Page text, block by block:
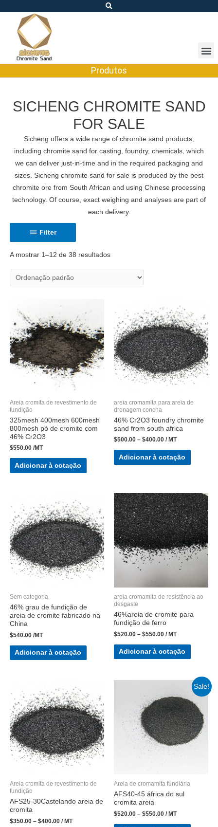
Produtos
SICHENG CHROMITE SAND
FOR SALE
Sicheng offers a wide range of chromite sand products,
including chromite sand for casting, foundry, chemicals, which
we can deliver just-in-time and in the required packaging and
sizes. Sicheng chromite sand for sale is produced by the best
chromite ore from South African and using Chinese processing
technology. Of course, exact weighing and analyses are part of
each delivery.
Filter
A mostrar 1–12 de 38 resultados
Areia cromita de revestimento de
fundição
325mesh 400mesh 600mesh
800mesh pó de cromite com
46% Cr2O3
$550.00 /MT
Adicionar à cotação
areia cromamita para areia de
drenagem concha
46% Cr2O3 foundry chromite
sand from south africa
$500.00 – $400.00 / MT
Adicionar à cotação
Sem categoria
46% grau de fundição de
areia de cromite fabricado na
China
$540.00 /MT
Adicionar à cotação
areia cromamita de resistência ao
desgaste
46%areia de cromite para
fundição de ferro
$520.00 – $550.00 / MT
Adicionar à cotação
Areia cromita de revestimento de
fundição
AFS25-30Castelando areia de
cromita
$350.00 – $400.00 / MT
Sale!
Areia de cromamita fundiária
AFS40-45 áfrica do sul
cromita areia
$520.00 – $550.00 / MT